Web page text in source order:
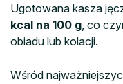
Ugotowana kasza
kcal na 100 g, co
obiadu lub kolacji.
Wśród